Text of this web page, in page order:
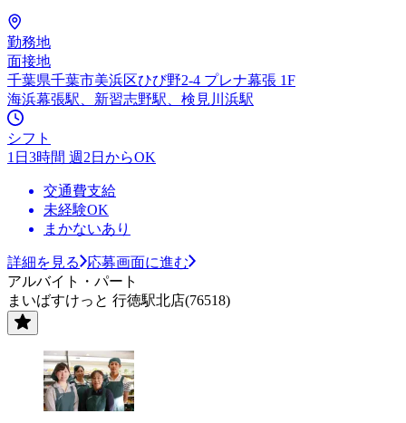
勤務地
面接地
千葉県千葉市美浜区ひび野2-4 プレナ幕張 1F
海浜幕張駅、新習志野駅、検見川浜駅
シフト
1日3時間 週2日からOK
交通費支給
未経験OK
まかないあり
詳細を見る
応募画面に進む
アルバイト・パート
まいばすけっと 行徳駅北店(76518)